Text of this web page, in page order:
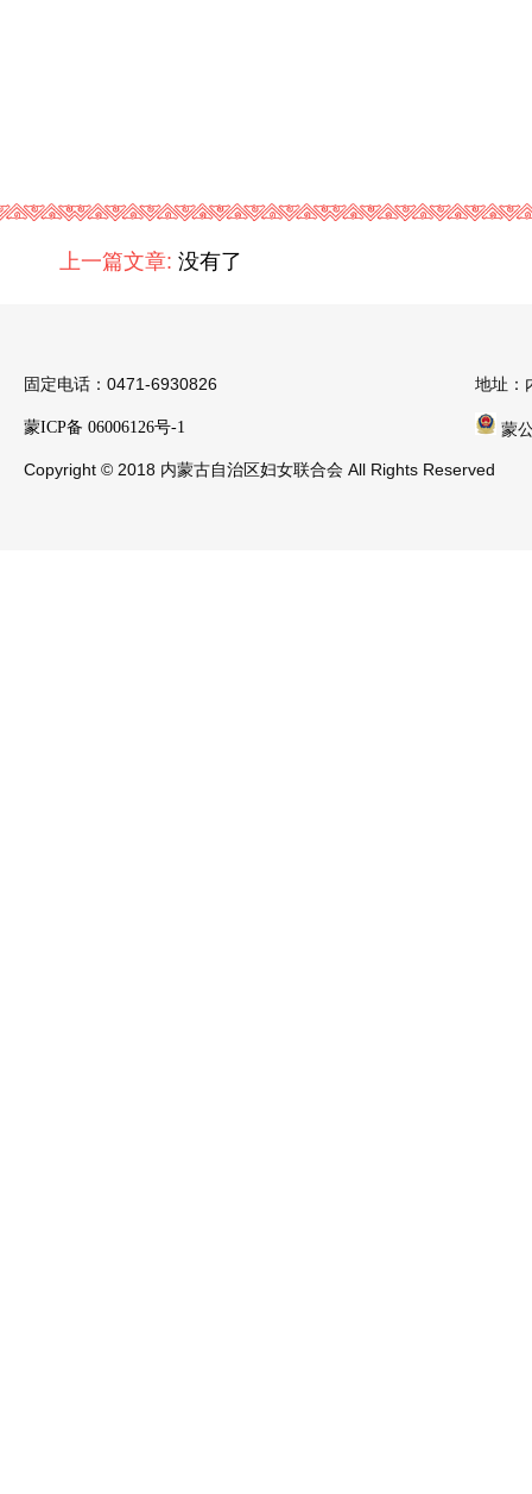
上一篇文章: 没有了
固定电话：0471-6930826 地址：
蒙ICP备 06006126号-1 蒙
Copyright © 2018 内蒙古自治区妇女联合会 All Rights Reserved